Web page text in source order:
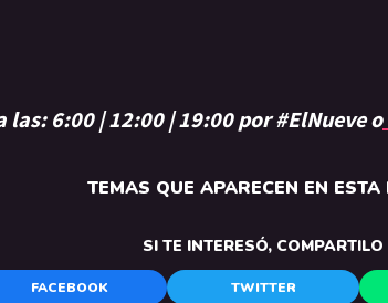
las: 6:00 | 12:00 | 19:00 por #ElNueve o
TEMAS QUE APARECEN EN ESTA
SI TE INTERESÓ, COMPARTILO
FACEBOOK TWITTER